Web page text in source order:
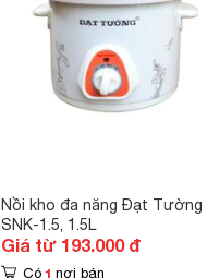
Nồi kho đa năng Đạt Tường
SNK-1.5, 1.5L
Giá từ 193.000 đ
Có 1 nơi bán